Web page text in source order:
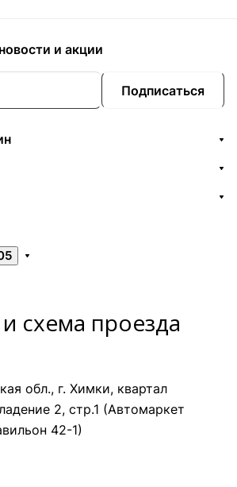
и акции
Подписаться
схема проезда
обл., г. Химки, квартал
2, стр.1 (Автомаркет
42-1)